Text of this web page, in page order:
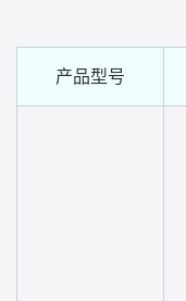
产品型号